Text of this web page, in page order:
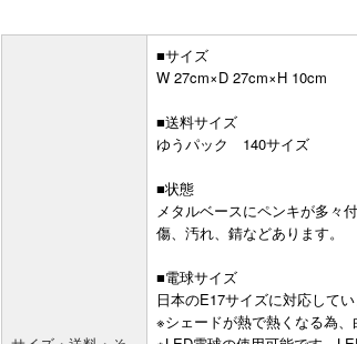
■サイズ
W 27cm×D 27cm×H 10cm
■送料サイズ
ゆうパック 140サイズ
■状態
メタルベースにペンキが多々
傷、汚れ、錆などあります。
■電球サイズ
日本のE17サイズに対応して
※シェードが熱で熱くなる為、